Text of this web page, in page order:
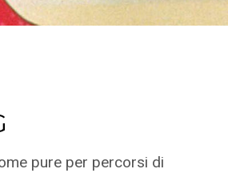
pure per percorsi di